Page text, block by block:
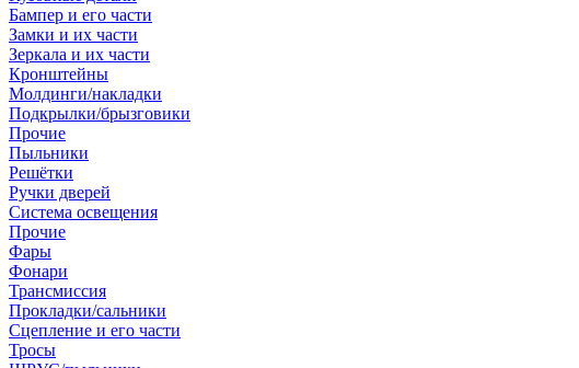
Бампер и его части
Замки и их части
Зеркала и их части
Кронштейны
Молдинги/накладки
Подкрылки/брызговики
Прочие
Пыльники
Решётки
Ручки дверей
Система освещения
Прочие
Фары
Фонари
Трансмиссия
Прокладки/сальники
Сцепление и его части
Тросы